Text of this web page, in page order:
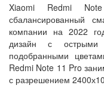
Xiaomi Redmi
сбалансированный
компании на 2022
дизайн с острыми
подобранными
Redmi Note 11 Pro
с разрешением